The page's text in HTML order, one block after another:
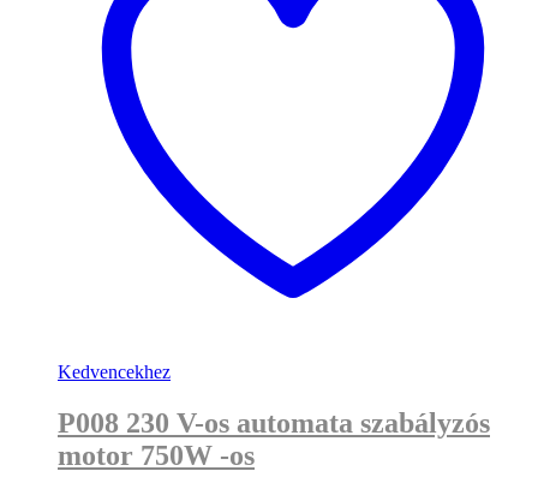
Kedvencekhez
P008 230 V-os automata szabályzós
motor 750W -os